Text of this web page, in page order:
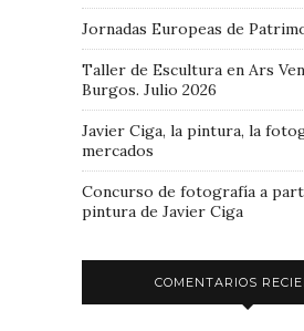
Jornadas Europeas de
Taller de Escultura en Ars
Burgos. Julio 2026
Javier Ciga, la pintura, la
mercados
Concurso de fotografía a
pintura de Javier Ciga
COMENTARIOS